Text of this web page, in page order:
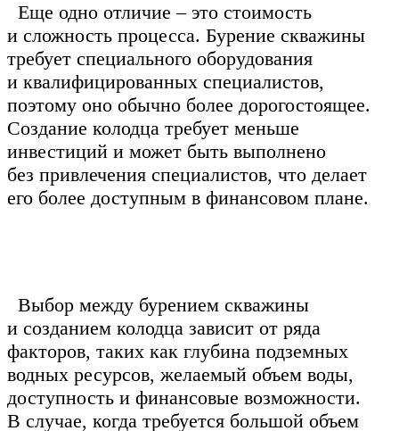
Еще одно отличие – это стоимость
и сложность процесса. Бурение скважины
требует специального оборудования
и квалифицированных специалистов,
поэтому оно обычно более дорогостоящее.
Создание колодца требует меньше
инвестиций и может быть выполнено
без привлечения специалистов, что делает
его более доступным в финансовом плане.
Выбор между бурением скважины
и созданием колодца зависит от ряда
факторов, таких как глубина подземных
водных ресурсов, желаемый объем воды,
доступность и финансовые возможности.
В случае, когда требуется большой объем